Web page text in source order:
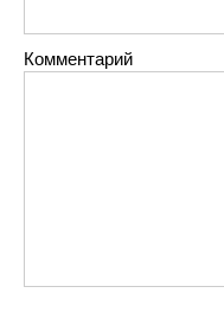
Комментарий